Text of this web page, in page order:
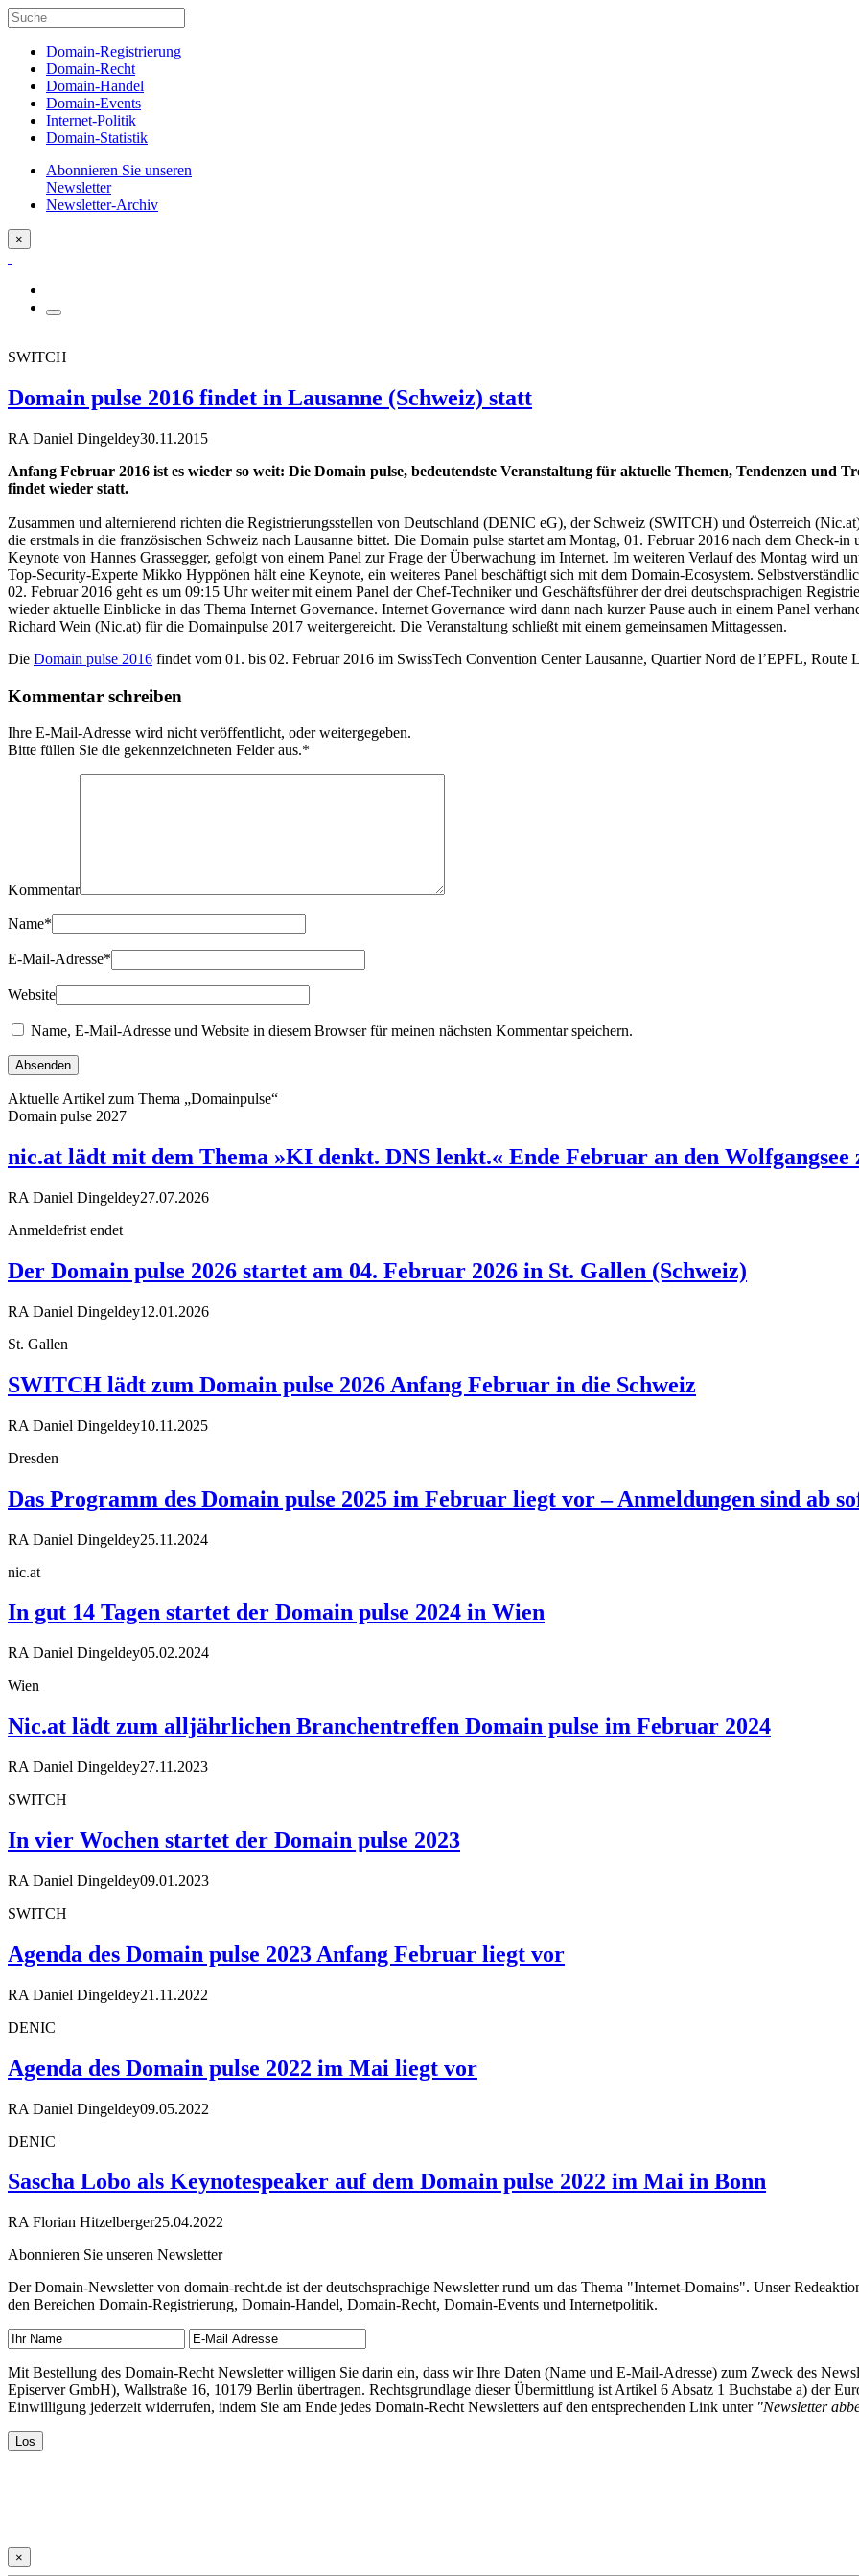
Domain-Registrierung
Domain-Recht
Domain-Handel
Domain-Events
Internet-Politik
Domain-Statistik
Abonnieren Sie unseren
Newsletter
Newsletter-Archiv
×
SWITCH
Domain pulse 2016 findet in Lausanne (Schweiz) statt
RA Daniel Dingeldey30.11.2015
Anfang Februar 2016 ist es wieder so weit: Die Domain pulse, bedeutendste Veranstaltung für aktuelle Themen, Tendenzen und
findet wieder statt.
Zusammen und alternierend richten die Registrierungsstellen von Deutschland (DENIC eG), der Schweiz (SWITCH) und Österreich
die erstmals in die französischen Schweiz nach Lausanne bittet. Die Domain pulse startet am Montag, 01. Februar 2016 nach dem Check-
Keynote von Hannes Grassegger, gefolgt von einem Panel zur Frage der Überwachung im Internet. Im weiteren Verlauf des Montag wird
Top-Security-Experte Mikko Hyppönen hält eine Keynote, ein weiteres Panel beschäftigt sich mit dem Domain-Ecosystem.
02. Februar 2016 geht es um 09:15 Uhr weiter mit einem Panel der Chef-Techniker und Geschäftsführer der drei deutschsprachigen
wieder aktuelle Einblicke in das Thema Internet Governance. Internet Governance wird dann nach kurzer Pause auch in einem Panel
Richard Wein (Nic.at) für die Domainpulse 2017 weitergereicht. Die Veranstaltung schließt mit einem gemeinsamen Mittagessen.
Die Domain pulse 2016 findet vom 01. bis 02. Februar 2016 im SwissTech Convention Center Lausanne, Quartier Nord de l’EPFL, Route
Kommentar schreiben
Ihre E-Mail-Adresse wird nicht veröffentlicht, oder weitergegeben.
Bitte füllen Sie die gekennzeichneten Felder aus.*
Kommentar
Name*
E-Mail-Adresse*
Website
Name, E-Mail-Adresse und Website in diesem Browser für meinen nächsten Kommentar speichern.
Aktuelle Artikel zum Thema „Domainpulse“
Domain pulse 2027
nic.at lädt mit dem Thema »KI denkt. DNS lenkt.« Ende Februar an den
RA Daniel Dingeldey27.07.2026
Anmeldefrist endet
Der Domain pulse 2026 startet am 04. Februar 2026 in St. Gallen (Schweiz)
RA Daniel Dingeldey12.01.2026
St. Gallen
SWITCH lädt zum Domain pulse 2026 Anfang Februar in die Schweiz
RA Daniel Dingeldey10.11.2025
Dresden
Das Programm des Domain pulse 2025 im Februar liegt vor – Anmeldungen sind ab
RA Daniel Dingeldey25.11.2024
nic.at
In gut 14 Tagen startet der Domain pulse 2024 in Wien
RA Daniel Dingeldey05.02.2024
Wien
Nic.at lädt zum alljährlichen Branchentreffen Domain pulse im Februar 2024
RA Daniel Dingeldey27.11.2023
SWITCH
In vier Wochen startet der Domain pulse 2023
RA Daniel Dingeldey09.01.2023
SWITCH
Agenda des Domain pulse 2023 Anfang Februar liegt vor
RA Daniel Dingeldey21.11.2022
DENIC
Agenda des Domain pulse 2022 im Mai liegt vor
RA Daniel Dingeldey09.05.2022
DENIC
Sascha Lobo als Keynotespeaker auf dem Domain pulse 2022 im Mai in Bonn
RA Florian Hitzelberger25.04.2022
Abonnieren Sie unseren Newsletter
Der Domain-Newsletter von domain-recht.de ist der deutschsprachige Newsletter rund um das Thema "Internet-Domains". Unser
den Bereichen Domain-Registrierung, Domain-Handel, Domain-Recht, Domain-Events und Internetpolitik.
Mit Bestellung des Domain-Recht Newsletter willigen Sie darin ein, dass wir Ihre Daten (Name und E-Mail-Adresse) zum Zweck des
Episerver GmbH), Wallstraße 16, 10179 Berlin übertragen. Rechtsgrundlage dieser Übermittlung ist Artikel 6 Absatz 1 Buchstabe a) der
Einwilligung jederzeit widerrufen, indem Sie am Ende jedes Domain-Recht Newsletters auf den entsprechenden Link unter "Newsletter
×